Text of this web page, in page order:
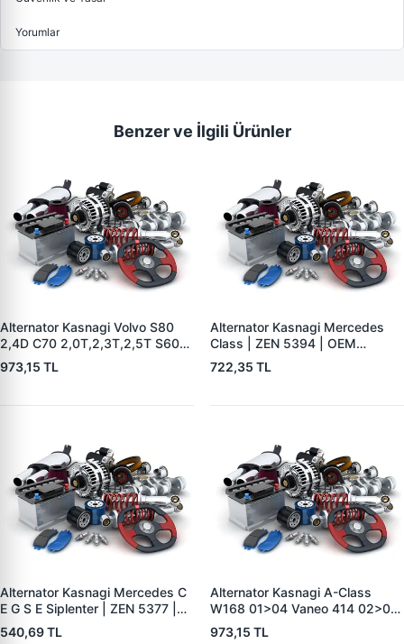
Yorumlar
Benzer ve İlgili Ürünler
Alternator Kasnagi Volvo S80
2,4D C70 2,0T,2,3T,2,5T S60
2,0T,2,3T,2,3TS,2,4,2,4T,2,4D
S70 2,0,2,3,2, | ZEN 5426 |
BOSCH F 00M 991
973,15 TL
Alternator Kasnagi Mercedes
Class | ZEN 5394 | OEM
01221AA7V0
722,35 TL
Alternator Kasnagi Mercedes C
E G S E Siplenter | ZEN 5377 |
OEM F00M991042
540,69 TL
Alternator Kasnagi A-Class
W168 01>04 Vaneo 414 02>05
| ZEN 5411 | OEM A1661550215
973,15 TL